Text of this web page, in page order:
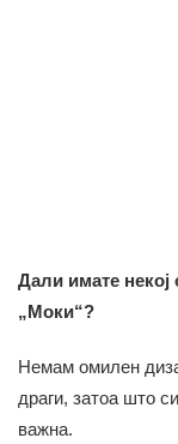
Дали имате
„Моки“?
Немам омилен
драги, затоа што
важна.